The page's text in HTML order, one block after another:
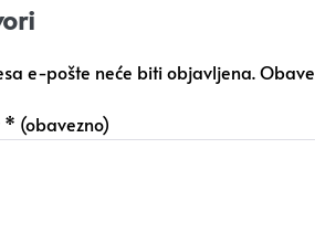
e-pošte neće biti objavljena.
* (obavezno)